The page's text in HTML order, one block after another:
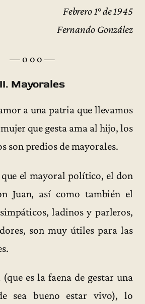
Febrero 1° de 1945
Fernando González
— o o o —
II. Mayorales
a una patria que llevamos
que gesta ama al hijo, los
son predios de mayorales.
el mayoral político, el don
Juan, así como también el
ladinos y parleros,
son muy útiles para las
es la faena de gestar una
sea bueno estar vivo), lo